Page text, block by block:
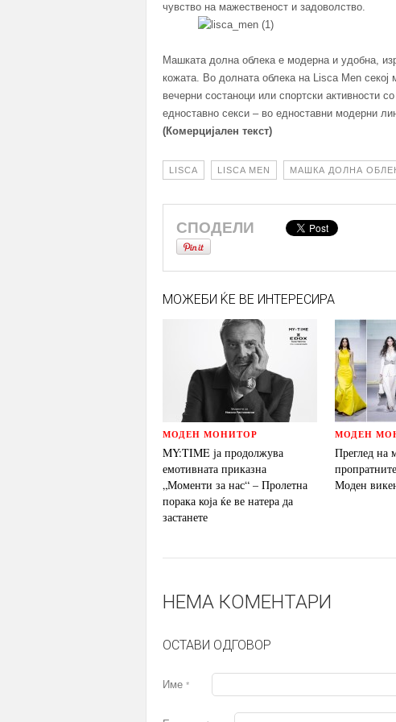
чувство на мажественост и задоволство.
Машката долна облека е модерна и удобна,
кожата. Во долната облека на Lisca Men
вечерни состаноци или спортски активности
едноставно секси – во едноставни модерни
(Комерцијален текст)
LISCA LISCA MEN МАШКА ДОЛНА
СПОДЕЛИ
МОЖЕБИ ЌЕ ВЕ ИНТЕРЕСИРА
МОДЕН МОНИТОР
MY:TIME ја продолжува
емотивната приказна
„Моменти за нас“ – Пролетна
порака која ќе ве натера да
застанете
МОДЕН
Преглед на
Моден
НЕМА КОМЕНТАРИ
ОСТАВИ ОДГОВОР
Име *